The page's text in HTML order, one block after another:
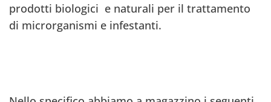
prodotti biologici e naturali per il trattamento
di microrganismi e infestanti.